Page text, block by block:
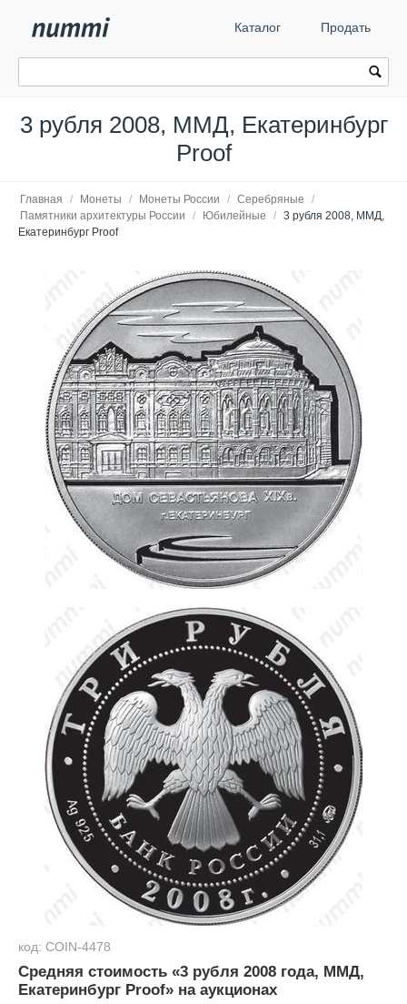
Каталог Продать
3 рубля 2008, ММД, Екатеринбург
Proof
Главная / Монеты / Монеты России / Серебряные
/
Памятники архитектуры России
/ Юбилейные / 3 рубля 2008, ММД,
Екатеринбург Proof
код: COIN-4478
Средняя стоимость «3 рубля 2008 года, ММД,
Екатеринбург Proof» на аукционах